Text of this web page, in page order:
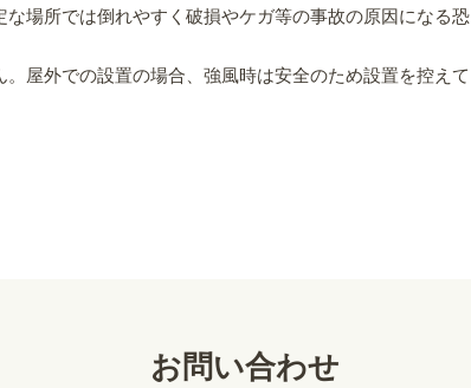
場所では倒れやすく破損やケガ等の事故の原因になる恐
屋外での設置の場合、強風時は安全のため設置を控えて
お問い合わせ